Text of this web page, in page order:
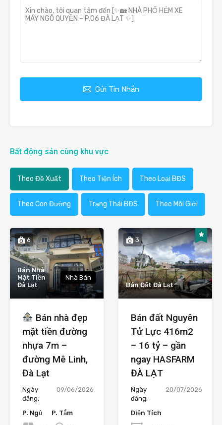
Gửi Tin Nhắn
Bất động sản cùng khu vực
Theo Đề Xuất Theo Tiện Ích Theo Loại BĐS
Theo Con Đường Trạng Thái BĐS Theo Môi Giới
6
Bán Nhà
Mặt Tiền
Đà Lạt
Nhà Bán
Bán nhà đẹp
mặt tiền đường
nhựa 7m –
đường Mê Linh,
Đà Lạt
Ngày
đăng:
09/06/2026
P. Ngủ P. Tắm
3
Bán Đất Đà Lạt
Bán đất Nguyên
Tử Lực 416m2
– 16 tỷ – gần
ngay HASFARM
ĐÀ LẠT
Ngày
đăng:
20/07/2026
Diện Tích